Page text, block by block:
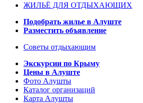
ЖИЛЬЁ ДЛЯ ОТДЫХАЮЩИХ
Подобрать жилье в Алуште
Разместить объявление
Советы отдыхающим
Экскурсии по Крыму
Цены в Алуште
Фото Алушты
Каталог организаций
Карта Алушты